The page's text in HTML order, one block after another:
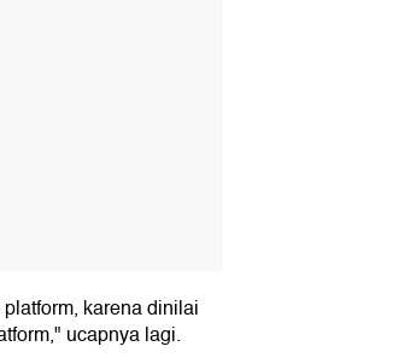
karena dinilai
ucapnya lagi.